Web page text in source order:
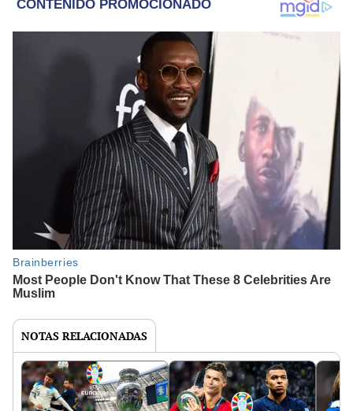
NOTAS RELACIONADAS